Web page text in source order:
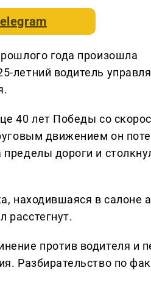
года произошла
летний водитель
40 лет Победы со
движением он
дороги и
находившаяся в салоне
расстегнут.
против водителя и
Разбирательство по